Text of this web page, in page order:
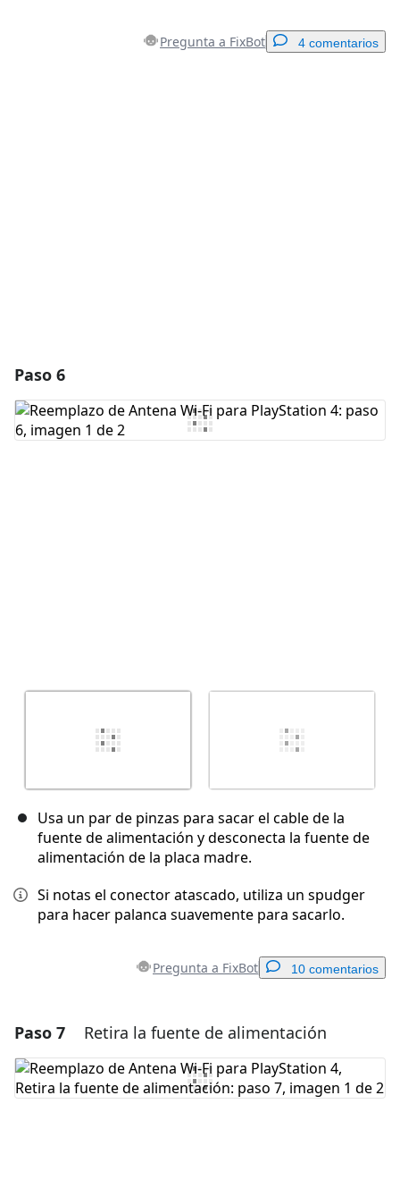
Pregunta a FixBot 4 comentarios
Paso 6
Usa un par de pinzas para sacar el cable de la
fuente de alimentación y desconecta la fuente de
alimentación de la placa madre.
Si notas el conector atascado, utiliza un spudger
para hacer palanca suavemente para sacarlo.
Pregunta a FixBot 10 comentarios
Agregar un comentario
Agregar Comentario
Paso 7 Retira la fuente de alimentación